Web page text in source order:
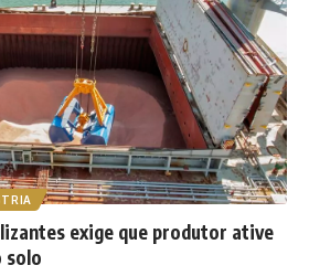
exige que produtor ative
solo